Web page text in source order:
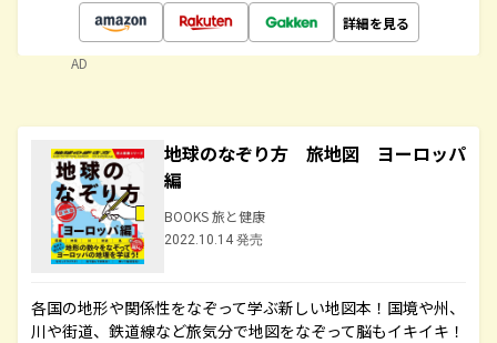
詳細を見る
AD
地球のなぞり方 旅地図 ヨーロッパ
編
BOOKS 旅と健康
2022.10.14 発売
各国の地形や関係性をなぞって学ぶ新しい地図本！国境や州、
川や街道、鉄道線など旅気分で地図をなぞって脳もイキイキ！